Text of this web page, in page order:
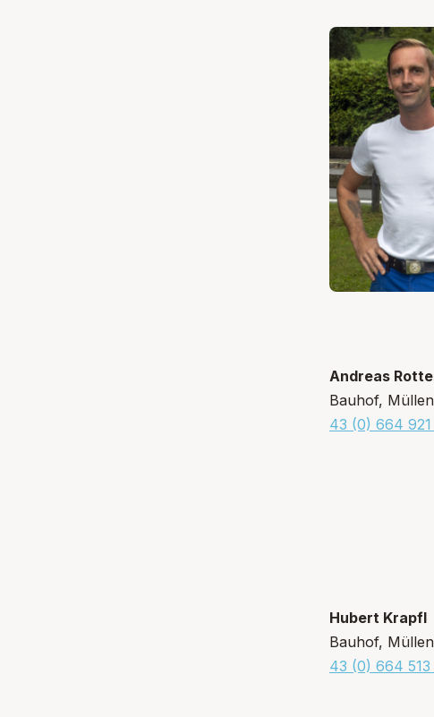
Andreas
Bauhof,
43 (0) 664 921
Hubert Krapfl
Bauhof,
43 (0) 664 513